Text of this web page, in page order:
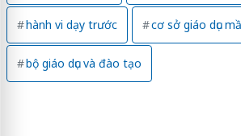
hành vi dạy trước cơ sở giáo dục
bộ giáo dục và đào tạo